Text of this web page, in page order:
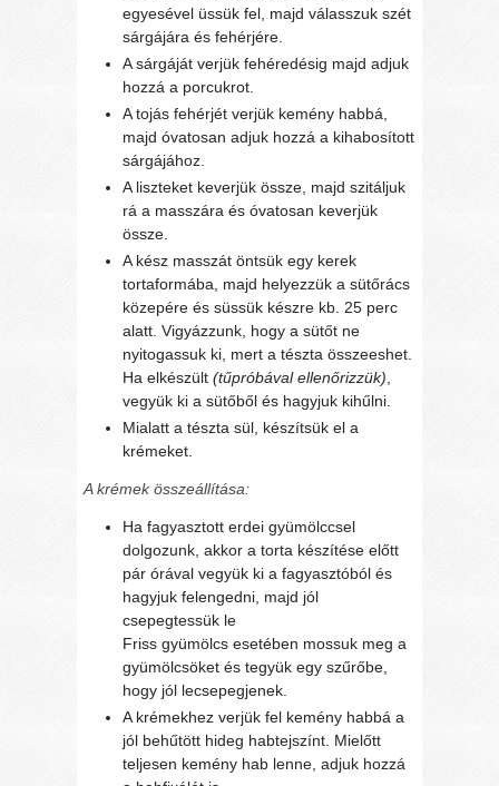
egyesével üssük fel, majd válasszuk szét
sárgájára és fehérjére.
A sárgáját verjük fehéredésig majd adjuk
hozzá a porcukrot.
A tojás fehérjét verjük kemény habbá,
majd óvatosan adjuk hozzá a kihabosított
sárgájához.
A liszteket keverjük össze, majd szitáljuk
rá a masszára és óvatosan keverjük
össze.
A kész masszát öntsük egy kerek
tortaformába, majd helyezzük a sütőrács
közepére és süssük készre kb. 25 perc
alatt. Vigyázzunk, hogy a sütőt ne
nyitogassuk ki, mert a tészta összeeshet.
Ha elkészült(tűpróbával ellenőrizzük)
vegyük ki a sütőből és hagyjuk kihűlni.
Mialatt a tészta sül, készítsük el a
krémeket.
A krémek összeállítása:
Ha fagyasztott erdei gyümölccsel
dolgozunk, akkor a torta készítése előtt
pár órával vegyük ki a fagyasztóból és
hagyjuk felengedni, majd jól
csepegtessük le
Friss gyümölcs esetében mossuk meg a
gyümölcsöket és tegyük egy szűrőbe,
hogy jól lecsepegjenek.
A krémekhez verjük fel kemény habbá a
jól behűtött hideg habtejszínt. Mielőtt
teljesen kemény hab lenne, adjuk hozzá